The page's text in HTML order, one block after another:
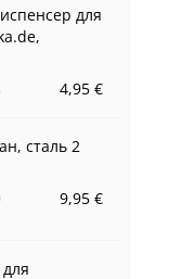
для
4,95 €
сталь 2
9,95 €